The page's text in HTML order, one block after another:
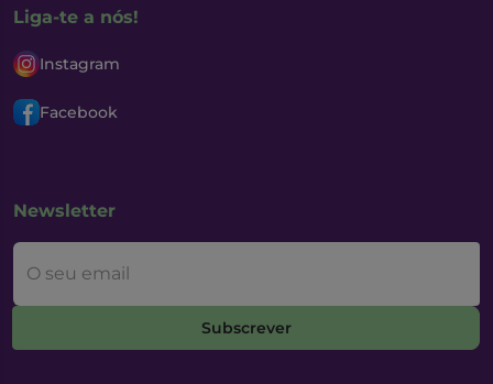
Liga-te a nós!
Instagram
Facebook
Newsletter
O seu email
Subscrever